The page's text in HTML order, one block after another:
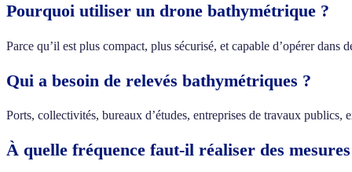
Pourquoi utiliser un drone bathymétrique ?
Parce qu’il est plus compact, plus sécurisé, et capable d’opérer
Qui a besoin de relevés bathymétriques ?
Ports, collectivités, bureaux d’études, entreprises de travaux
À quelle fréquence faut-il réaliser des